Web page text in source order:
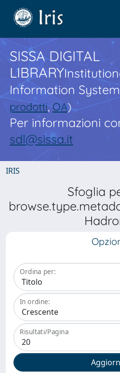
SISSA DIGITAL
LIBRARY
Information
prodotti,OA)
Per informazioni
sdl@sissa.it
IRIS
Sfoglia
Ordina per:
In ordine:
Risultati/Pagina